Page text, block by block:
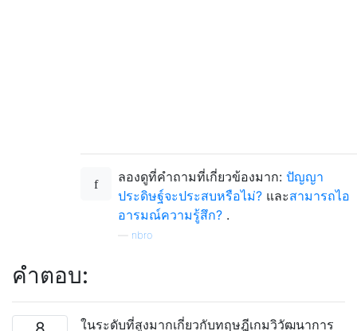
ลองดูที่คำถามที่เกี่ยวข้องมาก: ปัญญา
ประดิษฐ์จะประสบหรือไม่? และสามารถไอ
อารมณ์ความรู้สึก? .
nbro
คำตอบ:
ในระดับที่สูงมากเกี่ยวกับทฤษฎีเกมวิวัฒนาการ